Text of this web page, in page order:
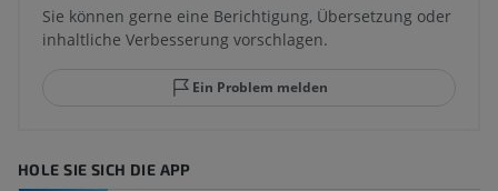
Sie können gerne eine Berichtigung, Übersetzung oder
inhaltliche Verbesserung vorschlagen.
Ein Problem melden
HOLE SIE SICH DIE APP